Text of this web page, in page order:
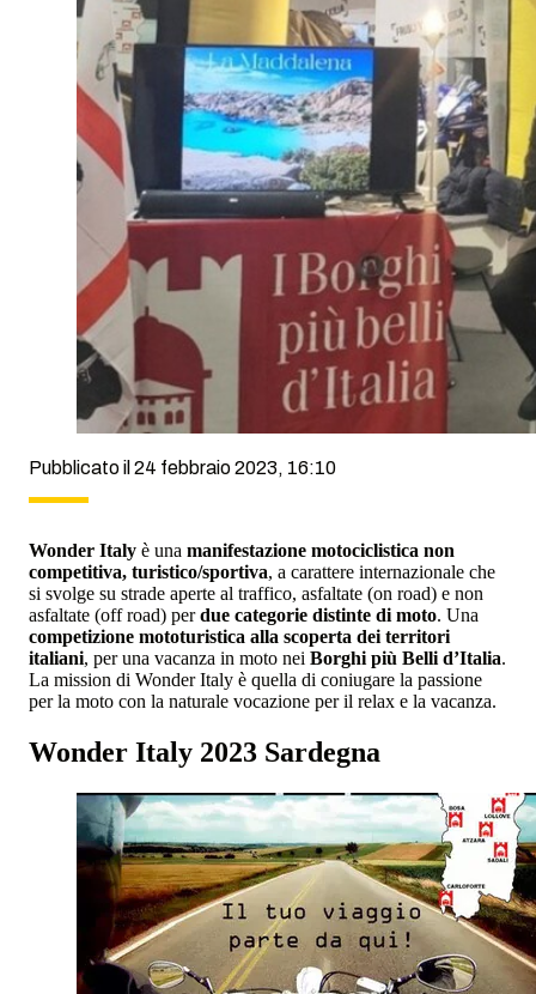
Pubblicato il 24 febbraio 2023, 16:10
Wonder Italy è una manifestazione motociclistica non
competitiva, turistico/sportiva, a carattere internazionale che
si svolge su strade aperte al traffico, asfaltate (on road) e non
asfaltate (off road) perdue categorie distinte di moto. Una
competizione mototuristica alla scoperta dei territori
italiani, per una vacanza in moto nei Borghi più Belli d’Italia.
La mission di Wonder Italy è quella di coniugare la passione
per la moto con la naturale vocazione per il relax e la vacanza.
Wonder Italy 2023 Sardegna